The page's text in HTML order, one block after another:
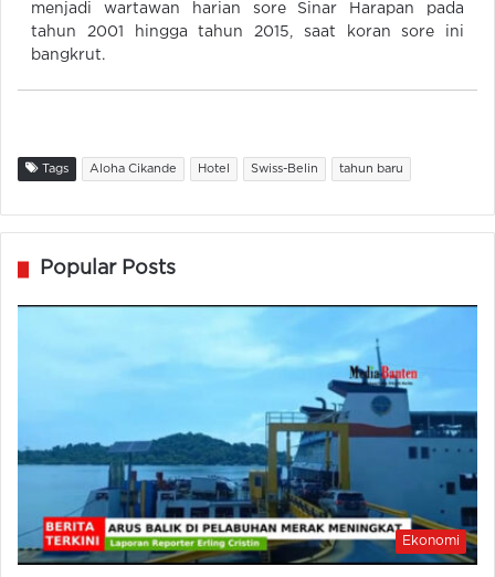
menjadi wartawan harian sore Sinar Harapan pada
tahun 2001 hingga tahun 2015, saat koran sore ini
bangkrut.
Tags Aloha Cikande Hotel Swiss-Belin tahun baru
Popular Posts
Ekonomi